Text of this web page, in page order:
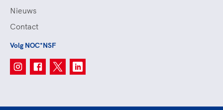
Nieuws
Contact
Volg NOC*NSF